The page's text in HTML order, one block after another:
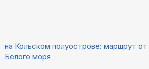
на Кольском полуострове: маршрут
Белого моря